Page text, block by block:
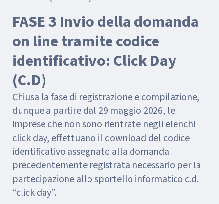
FASE 3 Invio della domanda
on line tramite codice
identificativo: Click Day
(C.D)
Chiusa la fase di registrazione e compilazione,
dunque a partire dal 29 maggio 2026, le
imprese che non sono rientrate negli elenchi
click day, effettuano il download del codice
identificativo assegnato alla domanda
precedentemente registrata necessario per la
partecipazione allo sportello informatico c.d.
“click day”.